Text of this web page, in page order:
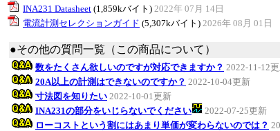
INA231 Datasheet (1,859kバイト) 2022年 07月 14日
電流計測セレクションガイド (5,307kバイト) 2026年 08月 01日
●その他の質問一覧（この商品について）
数をたくさん欲しいのですが対応できますか？ 2022-11-12
20A以上の計測はできないのですか？ 2022-10-04更新
寸法図を知りたい 2022-10-01更新
INA231の部分をいじらないでください
2022-07-25更新
ローコストという割にはあまり単価が変わらないのでは？